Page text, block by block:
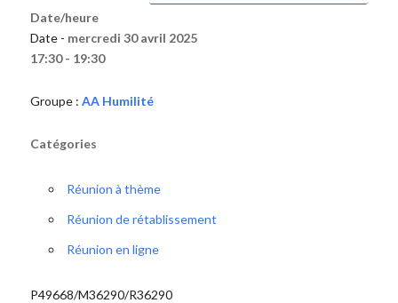
Date/heure
Date - mercredi 30 avril 2025
17:30 - 19:30
Groupe : AA Humilité
Catégories
Réunion à thème
Réunion de rétablissement
Réunion en ligne
P49668/M36290/R36290